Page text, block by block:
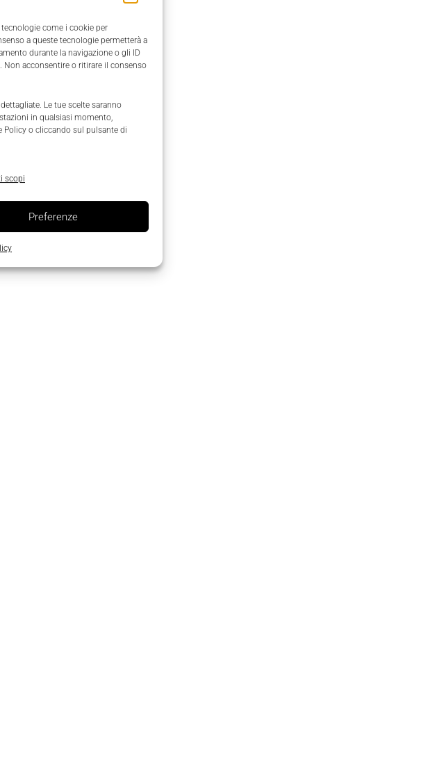
come i cookie per
a queste tecnologie permetterà a
durante la navigazione o gli ID
acconsentire o ritirare il consenso
Le tue scelte saranno
in qualsiasi momento,
o cliccando sul pulsante di
scopi
Preferenze